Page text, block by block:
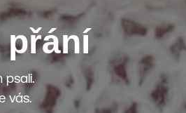
přání
psali.
vás.